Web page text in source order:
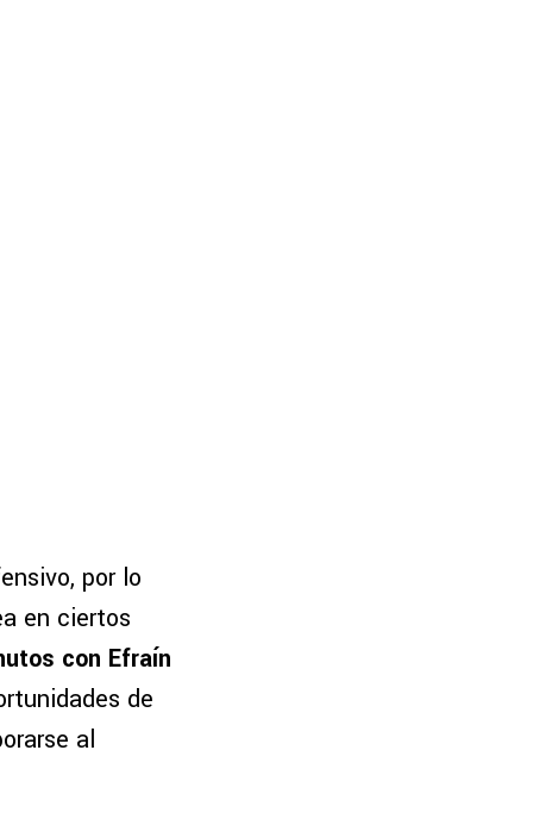
por lo
en ciertos
con Efraín
de
al